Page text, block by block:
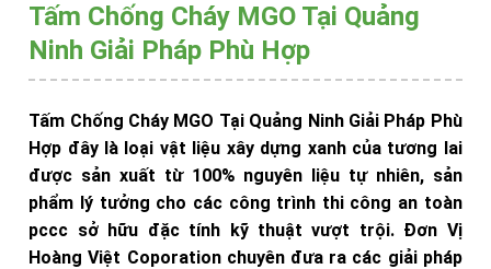
Tấm Chống Cháy MGO Tại Quảng
Ninh Giải Pháp Phù Hợp
Tấm Chống Cháy MGO Tại Quảng Ninh Giải Pháp Phù
Hợp đây là loại vật liệu xây dựng xanh của tương lai
được sản xuất từ 100% nguyên liệu tự nhiên, sản
phẩm lý tưởng cho các công trình thi công an toàn
pccc sở hữu đặc tính kỹ thuật vượt trội. Đơn Vị
Hoàng Việt Coporation chuyên đưa ra các giải pháp